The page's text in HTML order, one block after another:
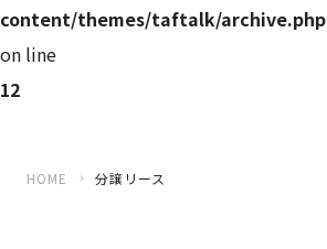
content/themes/taftalk/archive.php
on line
12
HOME 分譲リース